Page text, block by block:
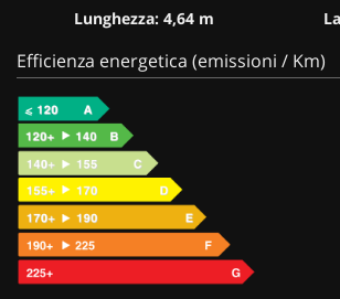
Lunghezza: 4,64 m
Efficienza energetica (emissioni / Km)